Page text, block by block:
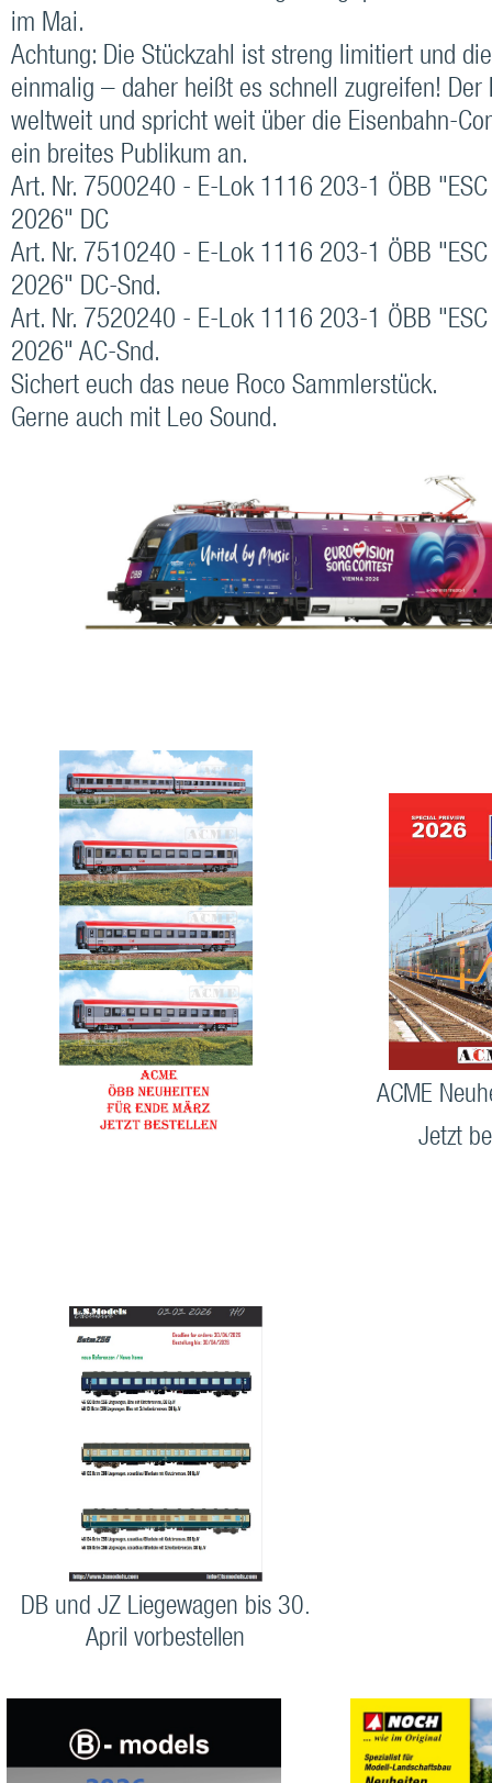
im Mai.
Achtung: Die Stückzahl ist streng limitiert und
einmalig – daher heißt es schnell zugreifen! Der
weltweit und spricht weit über die Eisenbahn-
ein breites Publikum an.
Art. Nr. 7500240 - E-Lok 1116 203-1 ÖBB
2026" DC
Art. Nr. 7510240 - E-Lok 1116 203-1 ÖBB
2026" DC-Snd.
Art. Nr. 7520240 - E-Lok 1116 203-1 ÖBB
2026" AC-Snd.
Sichert euch das neue Roco Sammlerstück.
Gerne auch mit Leo Sound.
ACME
Jetzt
DB und JZ Liegewagen bis 30.
April vorbestellen